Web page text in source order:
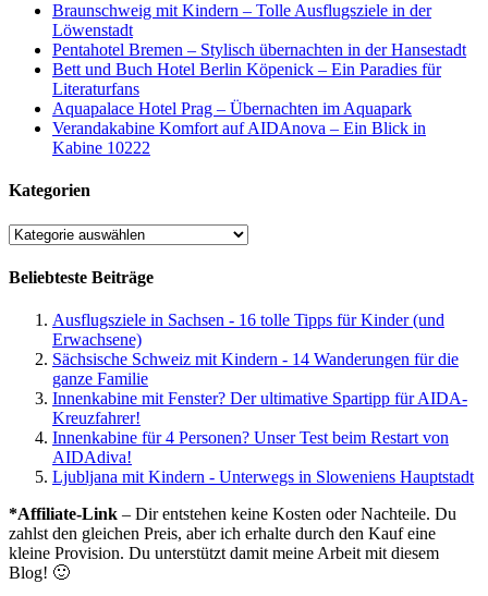
Braunschweig mit Kindern – Tolle Ausflugsziele in der
Löwenstadt
Pentahotel Bremen – Stylisch übernachten in der Hansestadt
Bett und Buch Hotel Berlin Köpenick – Ein Paradies für
Literaturfans
Aquapalace Hotel Prag – Übernachten im Aquapark
Verandakabine Komfort auf AIDAnova – Ein Blick in
Kabine 10222
Kategorien
Kategorien
Beliebteste Beiträge
Ausflugsziele in Sachsen - 16 tolle Tipps für Kinder (und
Erwachsene)
Sächsische Schweiz mit Kindern - 14 Wanderungen für die
ganze Familie
Innenkabine mit Fenster? Der ultimative Spartipp für AIDA-
Kreuzfahrer!
Innenkabine für 4 Personen? Unser Test beim Restart von
AIDAdiva!
Ljubljana mit Kindern - Unterwegs in Sloweniens Hauptstadt
*Affiliate-Link – Dir entstehen keine Kosten oder Nachteile. Du
zahlst den gleichen Preis, aber ich erhalte durch den Kauf eine
kleine Provision. Du unterstützt damit meine Arbeit mit diesem
Blog! 🙂